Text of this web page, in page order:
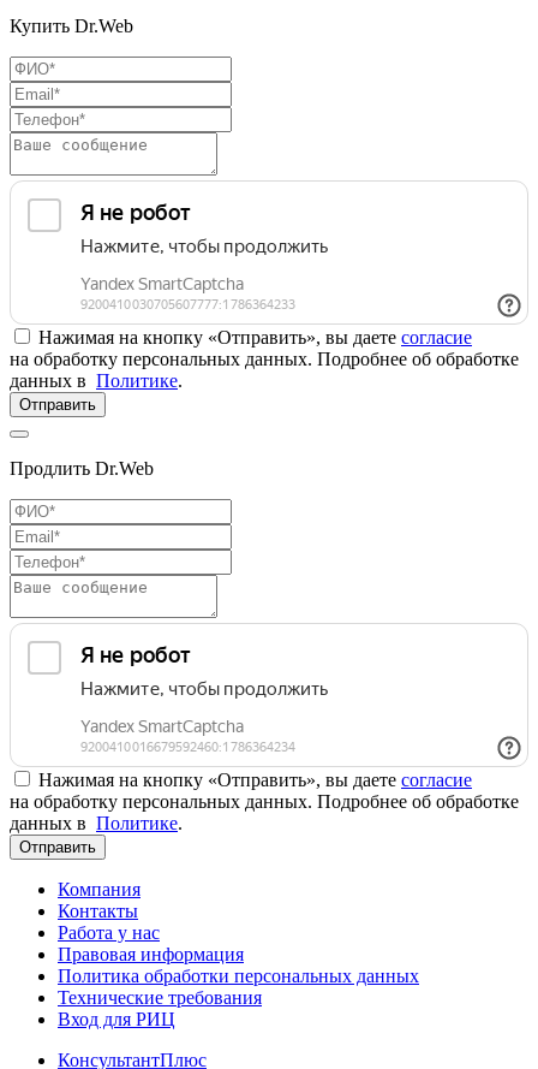
Купить Dr.Web
Нажимая на кнопку «Отправить», вы даете согласие
на обработку персональных данных. Подробнее об обработке
данных в Политике.
Отправить
Продлить Dr.Web
Нажимая на кнопку «Отправить», вы даете согласие
на обработку персональных данных. Подробнее об обработке
данных в Политике.
Отправить
Компания
Контакты
Работа у нас
Правовая информация
Политика обработки персональных данных
Технические требования
Вход для РИЦ
КонсультантПлюс